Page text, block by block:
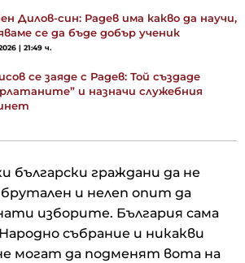
Дилов-син: Радев има какво да научи,
се да бъде добър ученик
| 21:49 ч.
се заяде с Радев: Той създаде
и назначи служебния
български граждани да не
и нелеп опит да
изборите. България сама
събрание и никакви
могат да подменят вота на